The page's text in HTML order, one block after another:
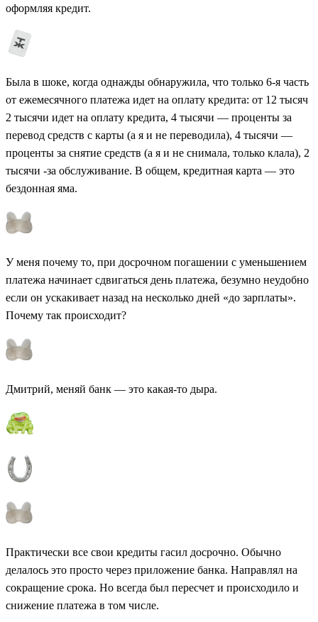
оформляя кредит.
Была в шоке, когда однажды обнаружила, что только 6-я часть
от ежемесячного платежа идет на оплату кредита: от 12 тысяч
2 тысячи идет на оплату кредита, 4 тысячи — проценты за
перевод средств с карты (а я и не переводила), 4 тысячи —
проценты за снятие средств (а я и не снимала, только клала), 2
тысячи -за обслуживание. В общем, кредитная карта — это
бездонная яма.
У меня почему то, при досрочном погашении с уменьшением
платежа начинает сдвигаться день платежа, безумно неудобно
если он ускакивает назад на несколько дней «до зарплаты».
Почему так происходит?
Дмитрий, меняй банк — это какая-то дыра.
Практически все свои кредиты гасил досрочно. Обычно
делалось это просто через приложение банка. Направлял на
сокращение срока. Но всегда был пересчет и происходило и
снижение платежа в том числе.